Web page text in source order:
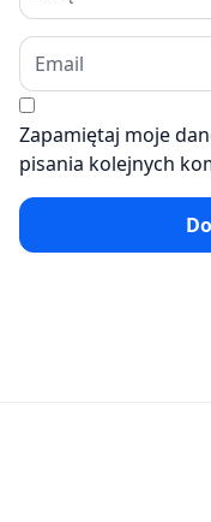
Zapamiętaj moje
pisania kolejnych